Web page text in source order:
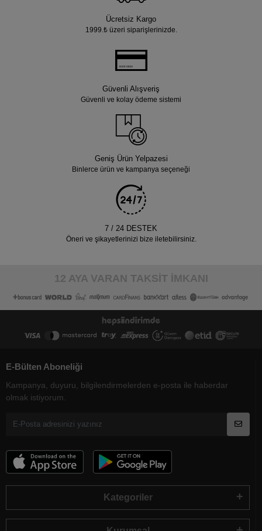
Ücretsiz Kargo
1999.₺ üzeri siparişlerinizde.
Güvenli Alışveriş
Güvenli ve kolay ödeme sistemi
Geniş Ürün Yelpazesi
Binlerce ürün ve kampanya seçeneği
7 / 24 DESTEK
Öneri ve şikayetlerinizi bize iletebilirsiniz.
12 AYA VARAN TAKSİT İMKANI
E-Bülten Aboneliği
Kampanya, duyuru, bilgilendirmelerden e-posta ile haberdar
olmak istiyorum.
Kategoriler